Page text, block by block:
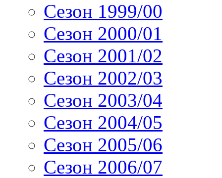
Сезон 1999/00
Сезон 2000/01
Сезон 2001/02
Сезон 2002/03
Сезон 2003/04
Сезон 2004/05
Сезон 2005/06
Сезон 2006/07